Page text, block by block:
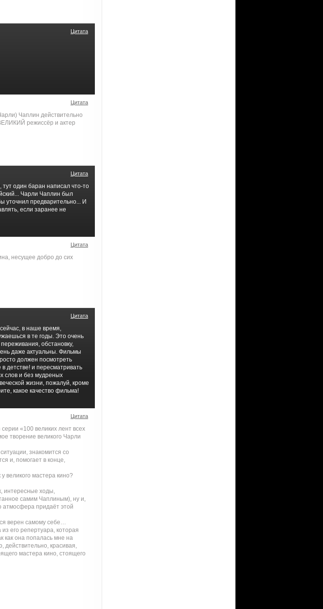
Цитата
Цитата
Чаплин действительно
режиссёр и актер
Цитата
один баран написал что-то
Чарли Чаплин был
уточнил предварительно... И
если заранее не
Цитата
несущее добро до сих
Цитата
в наше время,
в те годы. Это очень
обстановку,
даже актуальны. Фильмы
должен посмотреть
детстве! и пересматривать
слов и без мудреных
жизни, пожалуй, кроме
какое качество фильма!
Цитата
«100 великих лент всех
творение великого Чарли
знакомится со
и, помогает в конце,
великого мастера кино?
интересные ходы,
самим Чаплиным), ну и,
атмосфера придаёт этой
верен самому себе…
его репертуара, которая
как она попалась мне на
красивая,
мастера кино, стоящего